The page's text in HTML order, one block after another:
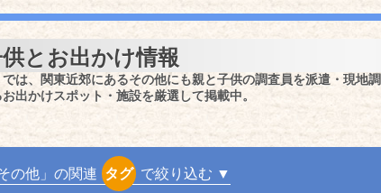
とお出かけ情報
は、関東近郊にあるその他にも親と子供の調査員を派遣・現地調
出かけスポット・施設を厳選して掲載中。
その他」の関連 タグ で絞り込む ▼